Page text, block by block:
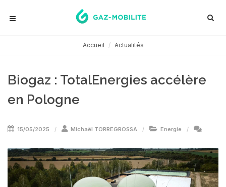
Accueil Actualités
Biogaz : TotalEnergies accélère
en Pologne
15/05/2025 Michaël TORREGROSSA Energie